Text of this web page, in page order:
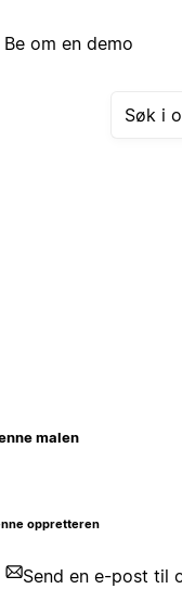
Be om en demo
malen
oppretteren
Send en e-post til